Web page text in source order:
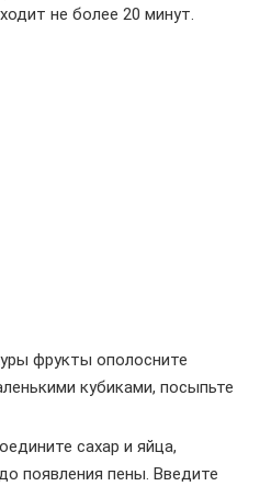
не более 20 минут.
фрукты ополосните
кубиками, посыпьте
сахар и яйца,
появления пены. Введите